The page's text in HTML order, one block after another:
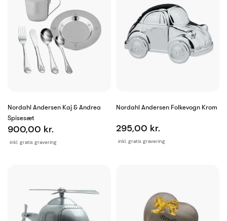
Nordahl Andersen Kaj & Andrea
Spisesæt
inkl. gratis gravering
900,00 kr.
Nordahl Andersen Folkevogn Krom
inkl. gratis gravering
295,00 kr.